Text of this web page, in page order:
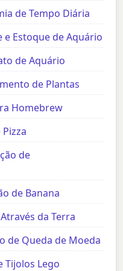
de Tempo Diária
e Estoque de Aquário
de Aquário
de Plantas
Homebrew
de
de Banana
da Terra
de Queda de Moeda
Tijolos Lego